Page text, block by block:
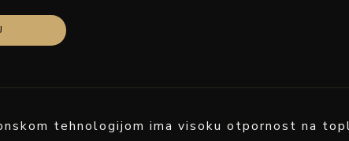
tehnologijom ima visoku otpornost na